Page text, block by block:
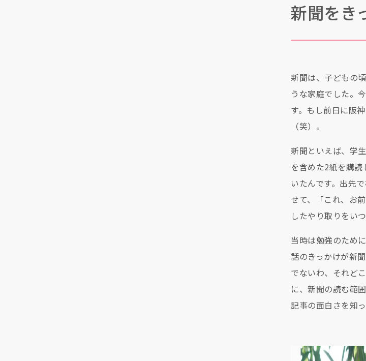
新聞をき
新聞は、子どもの
うな家庭でした。
す。もし前日に阪
（笑）。
新聞といえば、学
を含めた2紙を購
いたんです。出先
せて、「これ、お
したやり取りをい
当時は勉強のため
話のきっかけが新
でないわ、それど
に、新聞の読む範
記事の面白さを知